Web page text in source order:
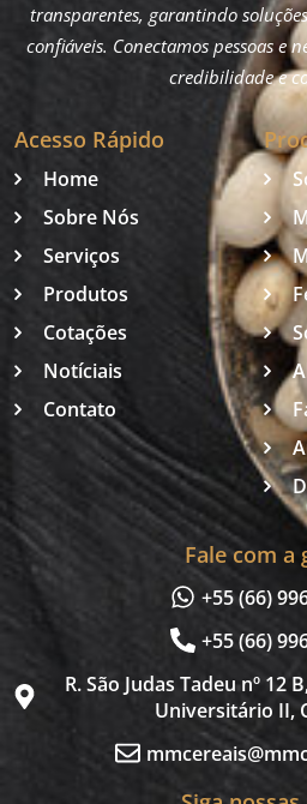
transparentes, garantindo
confiáveis. Conectamos pessoas e
credibilidade e
Acesso Rápido
Home
Sobre Nós
Serviços
Produtos
Cotações
Notíciais
Contato
Fale com a
+55 (66)
+55 (66)
R. São Judas Tadeu nº 12
Universitário II,